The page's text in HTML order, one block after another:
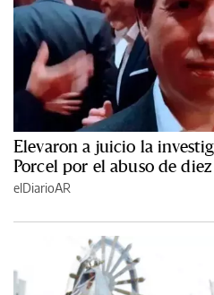
Elevaron a juicio la
Porcel por el abuso de
elDiarioAR